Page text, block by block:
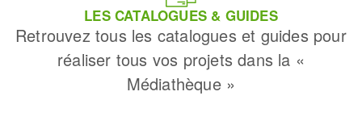
LES CATALOGUES & GUIDES
Retrouvez tous les catalogues et guides pour
réaliser tous vos projets dans la «
Médiathèque »